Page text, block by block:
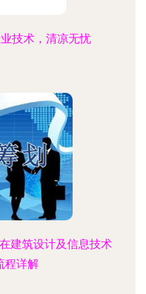
技术，清凉无忧
建筑设计及信息技术
程详解